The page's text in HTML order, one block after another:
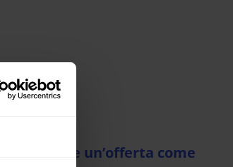
avere un’offerta come